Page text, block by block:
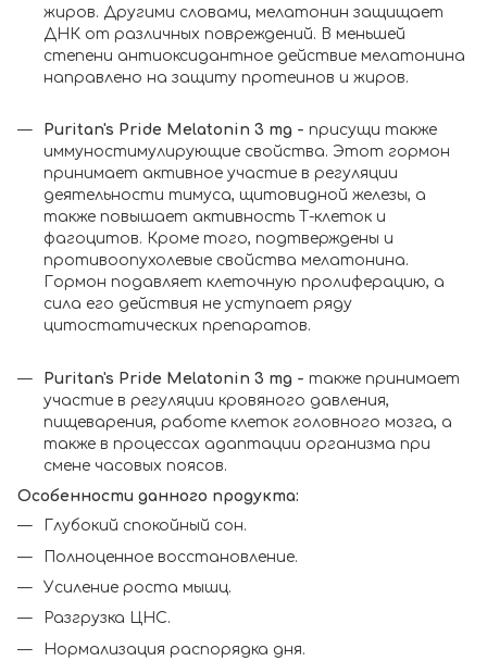
жиров. Другими словами, мелатонин защищает
ДНК от различных повреждений. В меньшей
степени антиоксидантное действие мелатонина
направлено на защиту протеинов и жиров.
Puritan's Pride Melatonin 3 mg - присущи также
иммуностимулирующие свойства. Этот гормон
принимает активное участие в регуляции
деятельности тимуса, щитовидной железы, а
также повышает активность Т-клеток и
фагоцитов. Кроме того, подтверждены и
противоопухолевые свойства мелатонина.
Гормон подавляет клеточную пролиферацию, а
сила его действия не уступает ряду
цитостатических препаратов.
Puritan's Pride Melatonin 3 mg - также принимает
участие в регуляции кровяного давления,
пищеварения, работе клеток головного мозга, а
также в процессах адаптации организма при
смене часовых поясов.
Особенности данного продукта:
Глубокий спокойный сон.
Полноценное восстановление.
Усиление роста мышц.
Разгрузка ЦНС.
Нормализация распорядка дня.